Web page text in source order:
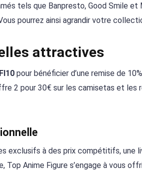
tels que Banpresto, Good Smile et
pourrez ainsi agrandir votre
attractives
pour bénéficier d’une remise de
2 pour 30€ sur les camisetas et les
exclusifs à des prix compétitifs, une
Anime Figure s’engage à vous